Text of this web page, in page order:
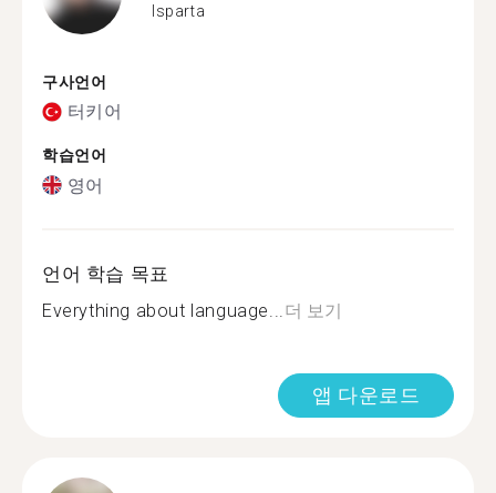
Isparta
구사언어
터키어
학습언어
영어
언어 학습 목표
Everything about language... 더 보기
앱 다운로드